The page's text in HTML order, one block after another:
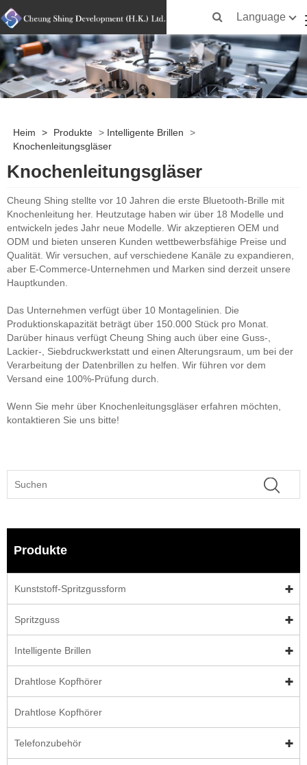
Language
Heim > Produkte > Intelligente Brillen
>
Knochenleitungsgläser
Knochenleitungsgläser
Cheung Shing stellte vor 10 Jahren die erste Bluetooth-Brille mit
Knochenleitung her. Heutzutage haben wir über 18 Modelle und
entwickeln jedes Jahr neue Modelle. Wir akzeptieren OEM und
ODM und bieten unseren Kunden wettbewerbsfähige Preise und
Qualität. Wir versuchen, auf verschiedene Kanäle zu expandieren,
aber E-Commerce-Unternehmen und Marken sind derzeit unsere
Hauptkunden.
Das Unternehmen verfügt über 10 Montagelinien. Die
Produktionskapazität beträgt über 150.000 Stück pro Monat.
Darüber hinaus verfügt Cheung Shing auch über eine Guss-,
Lackier-, Siebdruckwerkstatt und einen Alterungsraum, um bei der
Verarbeitung der Datenbrillen zu helfen. Wir führen vor dem
Versand eine 100%-Prüfung durch.
Wenn Sie mehr über Knochenleitungsgläser erfahren möchten,
kontaktieren Sie uns bitte!
Produkte
Kunststoff-Spritzgussform
Spritzguss
Intelligente Brillen
Drahtlose Kopfhörer
Drahtlose Kopfhörer
Telefonzubehör